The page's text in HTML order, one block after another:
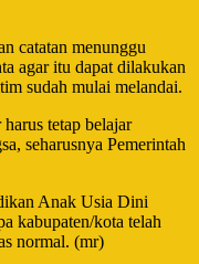
catatan menunggu
agar itu dapat dilakukan
sudah mulai melandai.
tetap belajar
seharusnya Pemerintah
Anak Usia Dini
kabupaten/kota telah
normal. (mr)